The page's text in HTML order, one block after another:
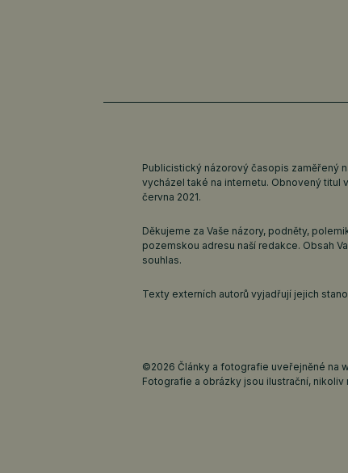
Publicistický názorový časopis zaměřený
vycházel také na internetu. Obnovený titul
června 2021.
Děkujeme za Vaše názory, podněty,
pozemskou adresu naší redakce. Obsah
souhlas.
Texty externích autorů vyjadřují jejich
©2026 Články a fotografie uveřejněné na
Fotografie a obrázky jsou ilustrační, nikoliv